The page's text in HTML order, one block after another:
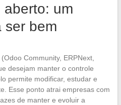
aberto: um
ser bem
Community, ERPNext,
desejam manter o controle
permite modificar, estudar e
Esse ponto atrai empresas com
de manter e evoluir a